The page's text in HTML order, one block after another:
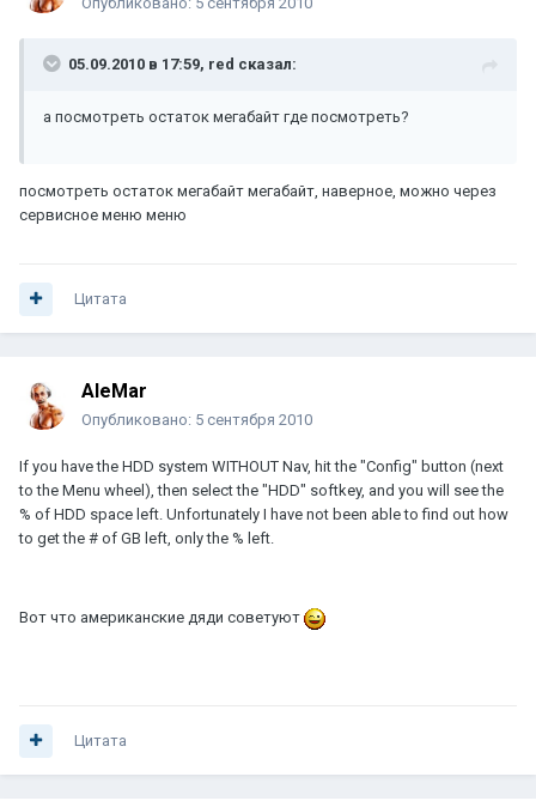
05.09.2010 в 17:59, red сказал:
а посмотреть остаток мегабайт где посмотреть?
посмотреть остаток мегабайт мегабайт, наверное, можно через
сервисное меню меню
Цитата
AleMar
Опубликовано: 5 сентября 2010
If you have the HDD system WITHOUT Nav, hit the "Config" button (next
to the Menu wheel), then select the "HDD" softkey, and you will see the
% of HDD space left. Unfortunately I have not been able to find out how
to get the # of GB left, only the % left.
Вот что американские дяди советуют
Цитата